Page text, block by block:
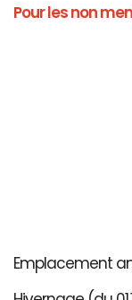
Pour les non
Emplacement